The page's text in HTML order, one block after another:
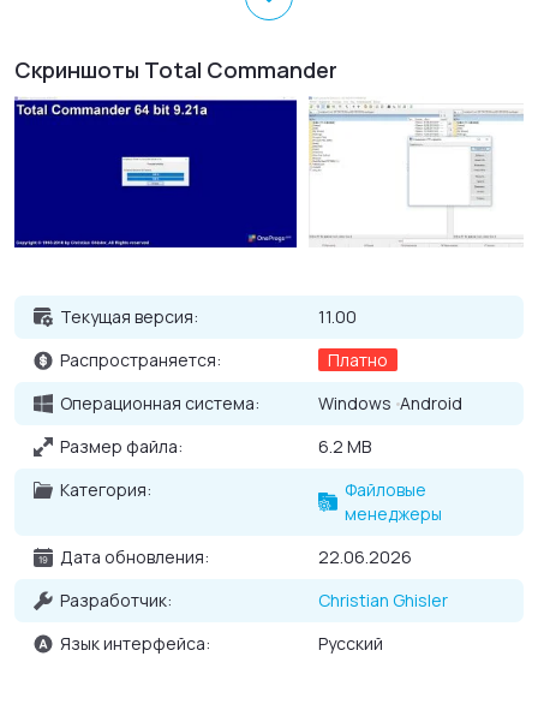
его из колонки в колонку или с помощью клавиши F5. Для
в колонку, удерживая обе клавиши мыши или с помощью
кнопки F6. Для создания папки нажмите F7 и укажите
название. Программа простая и функциональная с
русифицированным меню.
Total Commander бесплатная версия имеет весь базовый
файлами, но пользоваться ею Вы можете в течение 30
Основные возможности Total Commander для
Windows
Управление программой с помощью кнопок F1-F12;
Перемещение файлов и папок, их копирование,
редакция и просмотр;
Упаковка и распаковка архивов расширения zip и rar;
Переименование сразу нескольких файлов;
Смена расположения колонок на верхнюю и нижнюю;
Сортировка файлов по разным параметрам.
Скриншоты Total Commander
Текущая версия:
11.00
Распространяется:
Платно
Операционная система:
Windows Android
Размер файла:
6.2 MB
Категория:
Файловые
менеджеры
Дата обновления:
22.06.2026
Разработчик:
Christian Ghisler
Язык интерфейса:
Русский